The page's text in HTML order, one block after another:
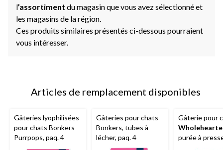
l’assortiment du magasin que vous avez sélectionné et
les magasins de la région.
Ces produits similaires présentés ci-dessous pourraient
vous intéresser.
Articles de remplacement disponibles
Gâteries lyophilisées
pour chats Bonkers
Purrpops, paq. 4
Gâteries pour chats
Bonkers, tubes à
lécher, paq. 4
Gâterie pour
purée à